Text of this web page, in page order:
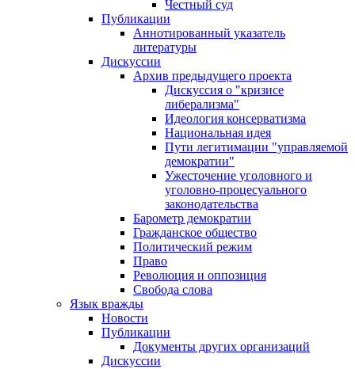
Честный суд
Публикации
Аннотированный указатель
литературы
Дискуссии
Архив предыдущего проекта
Дискуссия о "кризисе
либерализма"
Идеология консерватизма
Национальная идея
Пути легитимации "управляемой
демократии"
Ужесточение уголовного и
уголовно-процесуального
законодательства
Барометр демократии
Гражданское общество
Политический режим
Право
Революция и оппозиция
Свобода слова
Язык вражды
Новости
Публикации
Документы других организаций
Дискуссии